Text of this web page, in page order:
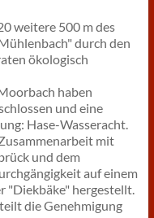
weitere 500 m des
durch den
ökologisch
haben
und eine
Hase-Wasseracht.
mit
und dem
auf einem
"Diekbäke" hergestellt.
die Genehmigung